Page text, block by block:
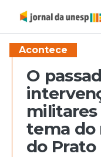
Acontece
O
militares
tema do
do Prato